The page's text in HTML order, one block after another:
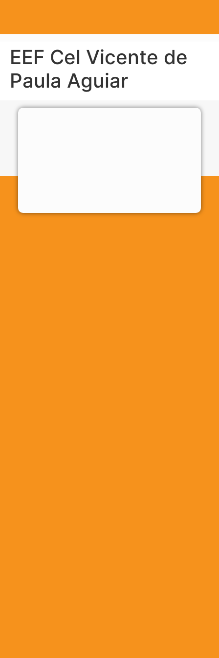
EEF Cel Vicente de
Paula Aguiar